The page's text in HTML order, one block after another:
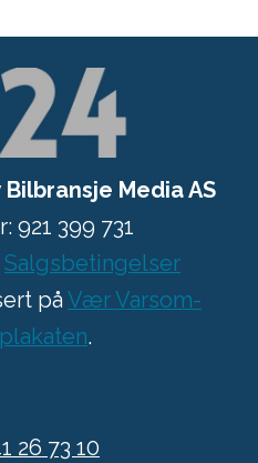
Bilbransje Media AS
921 399 731
Salgsbetingelser
på Vær Varsom-
.
26 73 10